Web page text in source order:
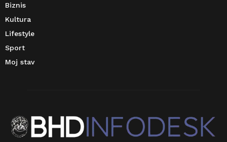
Biznis
Kultura
Lifestyle
Sport
Moj stav